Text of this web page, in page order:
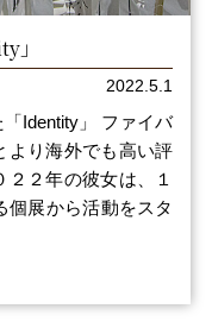
」
2022.5.1
Identity」 ファイバ
より海外でも高い評
２年の彼女は、１
個展から活動をスタ